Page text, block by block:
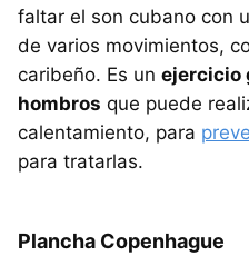
faltar el son cubano con
de varios movimientos,
caribeño. Es un ejercicio
hombros que puede
calentamiento, para
para tratarlas.
Plancha Copenhague